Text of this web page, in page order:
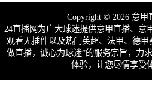
Copyright © 2026 意甲
24直播网为广大球迷提供意甲直播、意
观看无插件以及热门英超、法甲、德
做直播，诚心为球迷”的服务宗旨，力
体验，让您尽情享受